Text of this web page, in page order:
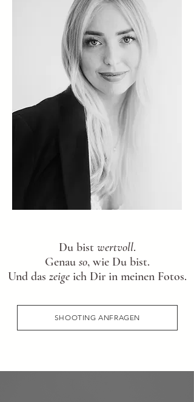
Du bist wertvoll.
Genau so, wie Du bist.
Und das zeigeich Dir in meinen Fotos.
SHOOTING ANFRAGEN